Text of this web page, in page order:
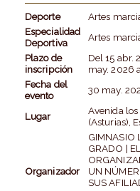
Deporte
Artes
Especialidad
Deportiva
Artes
Plazo de
inscripción
Del15 abr.
may. 2026
Fecha del
evento
30 may.
Lugar
Avenida
(Asturias),
Organizador
GIMNASIO
GRADO |
UN
SUS